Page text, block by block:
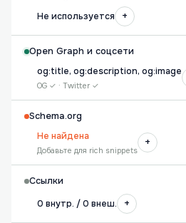
Не используется
+
Open Graph и соцсети
og:title, og:description, og:image
OG ✓ · Twitter ✓
Schema.org
Не найдена
Добавьте для rich snippets
+
Ссылки
0 внутр. / 0 внеш.
+